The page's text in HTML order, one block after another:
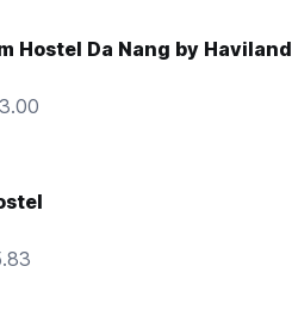
Hostel Da Nang by Haviland